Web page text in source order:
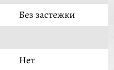
Без застежки
Нет